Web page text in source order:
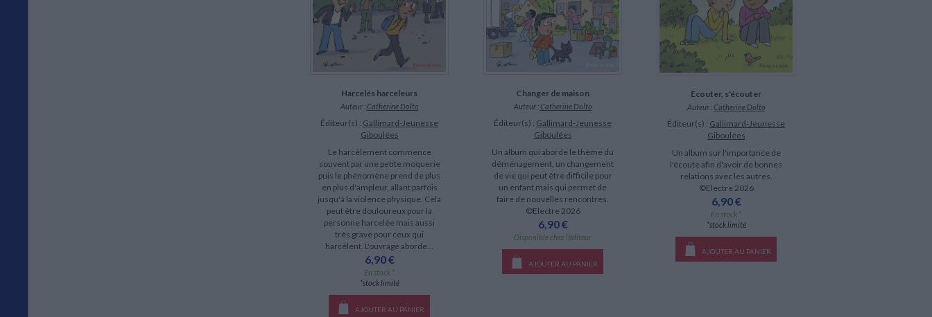
Harcelés harceleurs
Auteur : Catherine Dolto
Éditeur(s) : Gallimard-Jeunesse
Giboulées
Le harcèlement commence
souvent par une petite moquerie
puis le phénomène prend de plus
en plus d'ampleur, allant parfois
jusqu'à la violence physique. Cela
peut être douloureux pour la
personne harcelée mais aussi
très grave pour ceux qui
harcèlent. L'ouvrage aborde...
6,90 €
En stock *
*stock limité
AJOUTER AU PANIER
Changer de maison
Auteur : Catherine Dolto
Éditeur(s) : Gallimard-Jeunesse
Giboulées
Un album qui aborde le thème du
déménagement, un changement
de vie qui peut être difficile pour
un enfant mais qui permet de
faire de nouvelles rencontres.
©Electre 2026
6,90 €
Disponible chez l'éditeur
AJOUTER AU PANIER
Ecouter, s'écouter
Auteur : Catherine Dolto
Éditeur(s) : Gallimard-Jeunesse
Giboulées
Un album sur l'importance de
l'écoute afin d'avoir de bonnes
relations avec les autres.
©Electre 2026
6,90 €
En stock *
*stock limité
AJOUTER AU PANIER